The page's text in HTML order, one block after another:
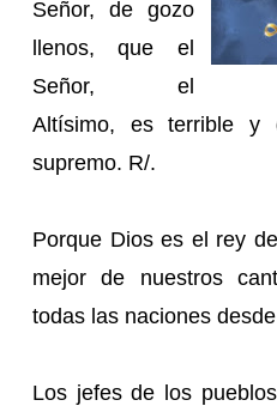
Señor, de gozo
llenos, que el
Señor, el
Altísimo, es terrible
supremo. R/.
Porque Dios es el rey
mejor de nuestros
todas las naciones
Los jefes de los